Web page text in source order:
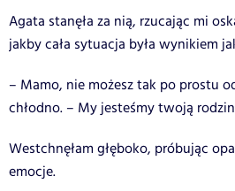
Agata stanęła za nią, rzucając mi
jakby cała sytuacja była wynikiem
– Mamo, nie możesz tak po prostu
chłodno. – My jesteśmy twoją
Westchnęłam głęboko, próbując
emocje.